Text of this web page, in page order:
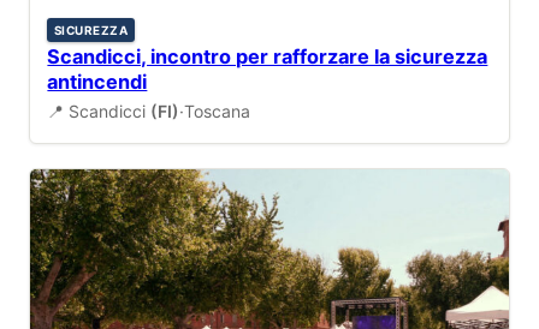
SICUREZZA
Scandicci, incontro per rafforzare la sicurezza
antincendi
📍 Scandicci (FI)·Toscana